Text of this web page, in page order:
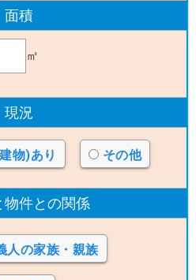
面積
㎡
現況
物)あり その他
物件との関係
人の家族・親族